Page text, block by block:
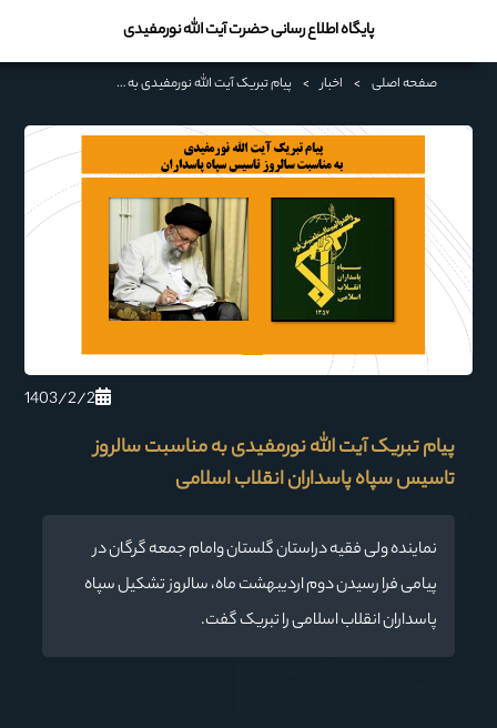
پایگاه اطلاع رسانی حضرت آیت الله نورمفیدی
صفحه اصلی > اخبار > پیام تبریک آیت الله نورمفیدی به مناسبت سالروز تاسیس سپاه پاسداران انقلاب اسلامی
1403/2/2
پیام تبریک آیت الله نورمفیدی به مناسبت سالروز
تاسیس سپاه پاسداران انقلاب اسلامی
نماینده ولی فقیه دراستان گلستان وامام جمعه گرگان در
پیامی فرا رسیدن دوم اردیبهشت ماه، سالروز تشکیل سپاه
پاسداران انقلاب اسلامی را تبریک گفت.